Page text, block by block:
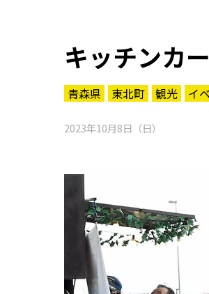
キッチンカ
青森県 東北町 観光 イ
2023年10月8日（日）